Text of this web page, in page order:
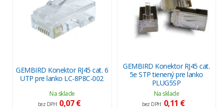
GEMBIRD Konektor RJ45 cat. 6
UTP pre lanko LC-8P8C-002
Na sklade
bez DPH 0,07 €
GEMBIRD Konektor RJ45 cat.
5e STP tienený pre lanko
PLUG5SP
Na sklade
bez DPH 0,11 €